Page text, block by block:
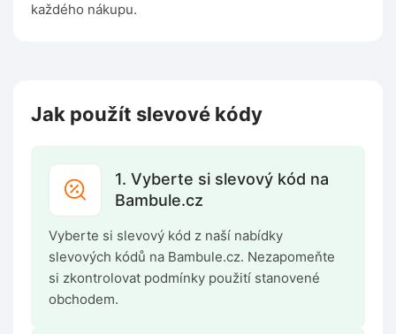
každého nákupu.
Jak použít slevové kódy
1. Vyberte si slevový kód na
Bambule.cz
Vyberte si slevový kód z naší nabídky
slevových kódů na Bambule.cz. Nezapomeňte
si zkontrolovat podmínky použití stanovené
obchodem.